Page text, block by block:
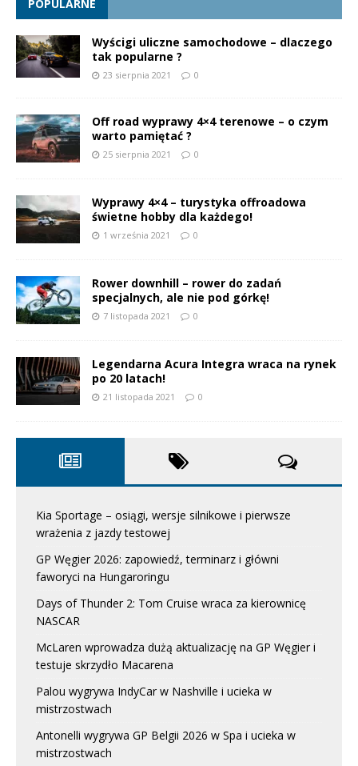
POPULARNE
Wyścigi uliczne samochodowe – dlaczego
tak popularne ?
23 sierpnia 2021 0
Off road wyprawy 4×4 terenowe – o czym
warto pamiętać ?
25 sierpnia 2021 0
Wyprawy 4×4 – turystyka offroadowa
świetne hobby dla każdego!
1 września 2021 0
Rower downhill – rower do zadań
specjalnych, ale nie pod górkę!
7 listopada 2021 0
Legendarna Acura Integra wraca na rynek
po 20 latach!
21 listopada 2021 0
Kia Sportage – osiągi, wersje silnikowe i pierwsze
wrażenia z jazdy testowej
GP Węgier 2026: zapowiedź, terminarz i główni
faworyci na Hungaroringu
Days of Thunder 2: Tom Cruise wraca za kierownicę
NASCAR
McLaren wprowadza dużą aktualizację na GP Węgier i
testuje skrzydło Macarena
Palou wygrywa IndyCar w Nashville i ucieka w
mistrzostwach
Antonelli wygrywa GP Belgii 2026 w Spa i ucieka w
mistrzostwach